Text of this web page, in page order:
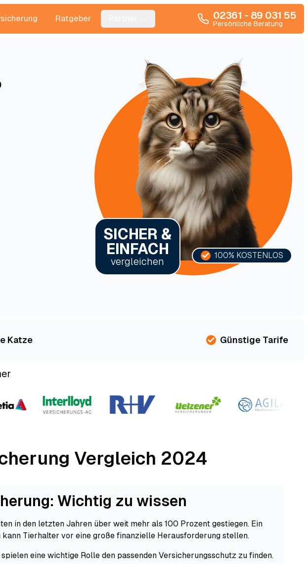
Ratgeber 02361 - 89 031 55
Persönliche Beratung
SICHER &
EINFACH
vergleichen
100% KOSTENLOS
Katze Günstige Tarife
Vergleich 2024
Wichtig zu wissen
in den letzten Jahren über weit mehr als 100 Prozent gestiegen. Ein
Tierhalter vor eine große finanzielle Herausforderung stellen.
eine wichtige Rolle den passenden Versicherungsschutz zu finden.